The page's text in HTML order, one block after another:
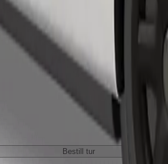
Bestill tur